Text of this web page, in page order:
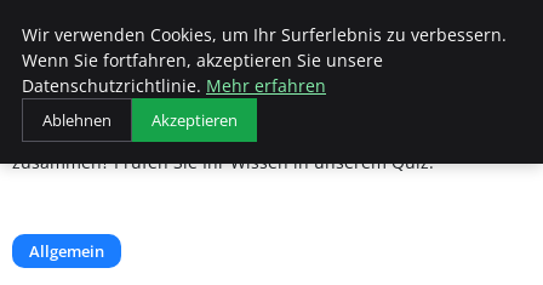
Beyond Surface
Startseite
Allgemein
Wie hängen Fadenwürmer mit dem Alterungsprozess
zusammen? Prüfen Sie Ihr Wissen in unserem Quiz.
Allgemein
Wir verwenden Cookies, um Ihr Surferlebnis zu verbessern.
Wenn Sie fortfahren, akzeptieren Sie unsere
Datenschutzrichtlinie. Mehr erfahren
Ablehnen Akzeptieren